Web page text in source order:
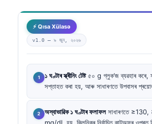
⚡ Qısa Xülasə
v1.0 — ৯ জুন, ২০২৬
১ ঘণ্টাৰ স্ক্ৰীনিং টেষ্ট৫০ g গ্লুক’জ ব্যৱহাৰ কৰে,
সপ্তাহত কৰা হয়, আৰু সাধাৰণতে উপবাসৰ
অস্বাভাৱিক ১ ঘণ্টাৰ ফলাফলসাধাৰণতে